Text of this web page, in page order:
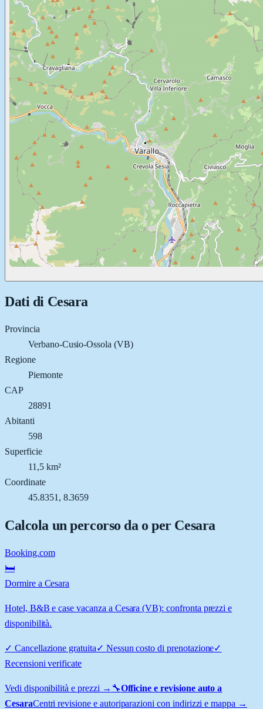
Dati di Cesara
Provincia
Verbano-Cusio-Ossola (VB)
Regione
Piemonte
CAP
28891
Abitanti
598
Superficie
11,5 km²
Coordinate
45.8351, 8.3659
Calcola un percorso da o per Cesara
Booking.com
🛏️
Dormire a Cesara
Hotel, B&B e case vacanza a Cesara (VB): confronta prezzi e
disponibilità.
✓ Cancellazione gratuita✓ Nessun costo di prenotazione✓
Recensioni verificate
Vedi disponibilità e prezzi → 🔧Officine e revisione auto a
CesaraCentri revisione e autoriparazioni con indirizzi e mappa →